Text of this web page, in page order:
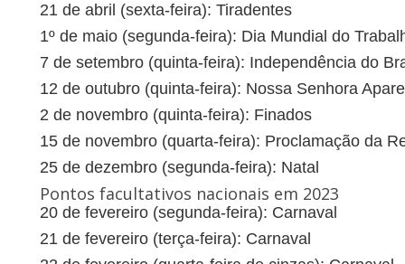
21 de abril (sexta-feira): Tiradentes
1º de maio (segunda-feira): Dia Mundial do
7 de setembro (quinta-feira): Independência do
12 de outubro (quinta-feira): Nossa Senhora
2 de novembro (quinta-feira): Finados
15 de novembro (quarta-feira): Proclamação da
25 de dezembro (segunda-feira): Natal
Pontos facultativos nacionais em 2023
20 de fevereiro (segunda-feira): Carnaval
21 de fevereiro (terça-feira): Carnaval